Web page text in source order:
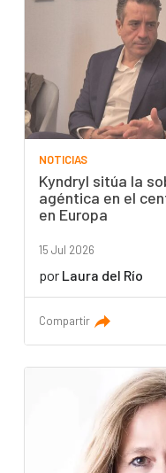
NOTICIAS
Kyndryl sitúa la
agéntica en el
en Europa
15 Jul 2026
por Laura del Río
Compartir